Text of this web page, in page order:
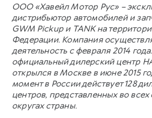
ООО «Хавейл Мотор Рус» –
дистрибьютор автомобилей и
GWM Pickup и TANK на
Федерации. Компания
деятельность с февраля 2014
официальный дилерский центр
открылся в Москве в июне 2015
момент в России действует 128
центров, представленных во
округах страны.